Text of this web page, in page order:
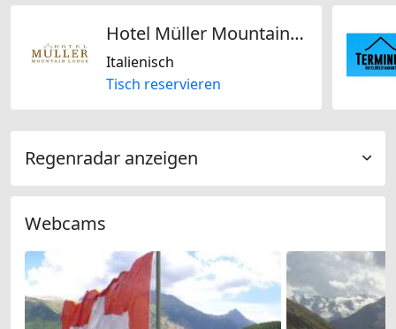
Hotel Müller Mountain Lodge
Italienisch
Tisch reservieren
Regenradar anzeigen
Webcams